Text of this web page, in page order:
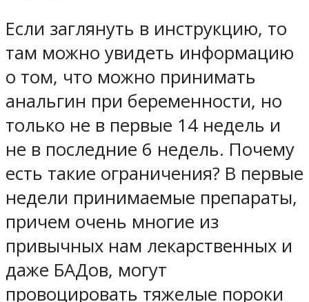
Если заглянуть в инструкцию, то
там можно увидеть информацию
о том, что можно принимать
анальгин при беременности, но
только не в первые 14 недель и
не в последние 6 недель. Почему
есть такие ограничения? В первые
недели принимаемые препараты,
причем очень многие из
привычных нам лекарственных и
даже БАДов, могут
провоцировать тяжелые пороки